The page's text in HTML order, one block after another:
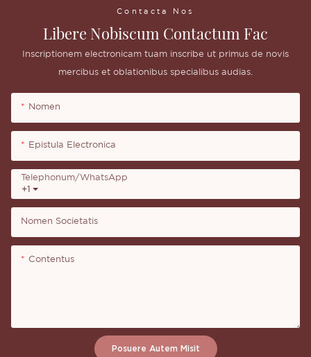
Contacta Nos
Libere Nobiscum Contactum Fac
Inscriptionem electronicam tuam inscribe ut primus de novis
mercibus et oblationibus specialibus audias.
Nomen
Epistula Electronica
+1
Telephonum/WhatsApp
Nomen Societatis
Contentus
Posuere Autem Misit